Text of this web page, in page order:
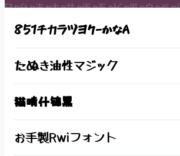
851チカラヅヨク-かなA
たぬき油性マジック
猫啃什锦黑
お手製Rwiフォント